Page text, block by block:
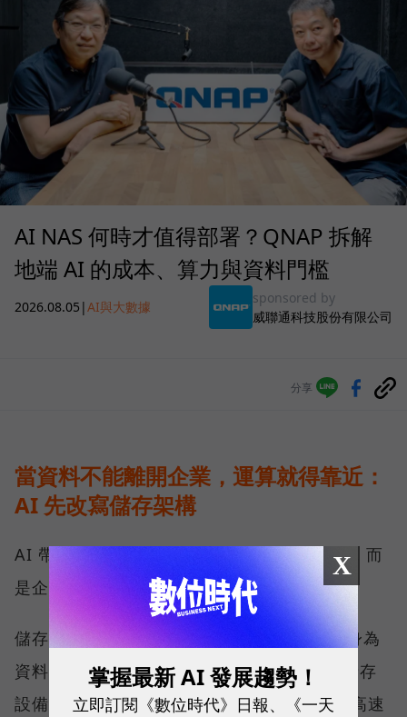
AI NAS 何時才值得部署？QNAP 拆解
地端 AI 的成本、算力與資料門檻
2026.08.05 |AI與大數據
sponsored by
威聯通科技股份有限公司
分享
當資料不能離開企業，運算就得靠近：
AI 先改寫儲存架構
AI 帶來的第一個變化，不只是運算能力提高，而
是企業必須重新決定資料放在哪裡。
儲存架構大致分為雲端與地端兩塊，QNAP 身為
資料安全的守護者，長期發展的是地端網路儲存
設備（NAS），並擴展至 25GbE、100GbE 高速
X
掌握最新 AI 發展趨勢！
立即訂閱《數位時代》日報、《一天